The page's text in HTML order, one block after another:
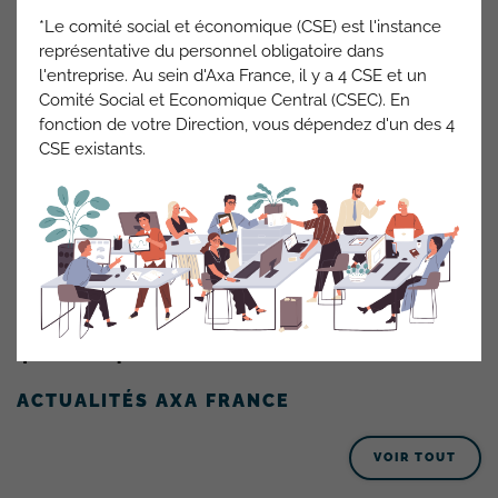
ensemble ce qui générera par ailleurs une simplification de
la gestion des sollicitations et des partenaires.
Sur le plan social, un rééquilibrage des effectifs est prévu et
la création de 3 postes de manager de proximité au pôle
Stratégie, Efficacité commerciale & Excellence Client.
CFDT entend les motivations de la direction,
s’inquiète néanmoins que ce mélange de genres ne
finisse par retirer à chaque équipe sa propre culture
terrain.
Par ailleurs, nous demandons que le rééquilibrage des
équipes se fasse sur la base du volontariat et de l’intérêt
ACTUALITÉS AXA FRANCE
VOIR TOUT
*Le comité social et économique (CSE) est l'instance
représentative du personnel obligatoire dans
l'entreprise. Au sein d'Axa France, il y a 4 CSE et un
Comité Social et Economique Central (CSEC). En
fonction de votre Direction, vous dépendez d'un des 4
CSE existants.